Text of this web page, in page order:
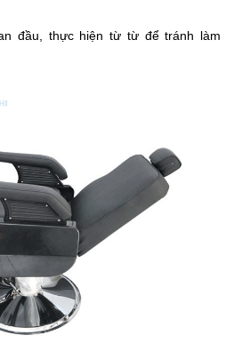
đầu, thực hiện từ từ để tránh làm